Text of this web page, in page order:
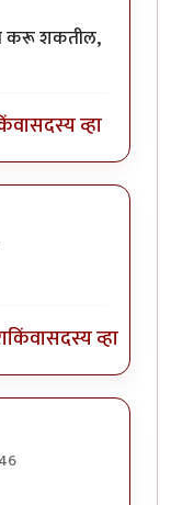
करू शकतील,
सदस्य व्हा
किंवासदस्य व्हा